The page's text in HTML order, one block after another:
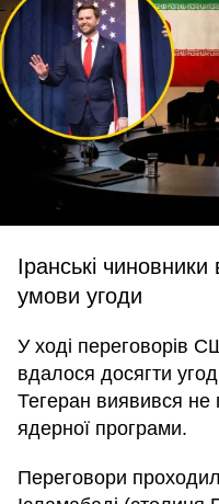
Іранські
умови угоди
У ході переговорів
вдалося досягти
Тегеран виявився не
ядерної програми.
Переговори